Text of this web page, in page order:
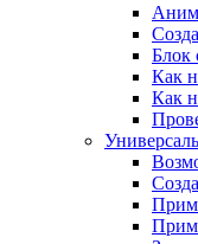
Блок
Как
Как